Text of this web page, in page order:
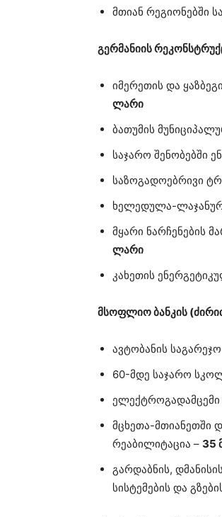
მთიან რეგიონებში
გერმანიის
იმერეთის და
ლარი
ბათუმის
საჯარო შენობებში
საზოგადოებრივი
ხელედულა-
მყარი ნარჩენების
ლარი
კახეთის
მსოფლიო ბანკის
ავტობანის
60-მდე საჯარო
ელექტროგადამცემი
მცხეთა-მთიანეთში
რეაბილიტაცია – 35
გარდაბნის,
სისტემების და